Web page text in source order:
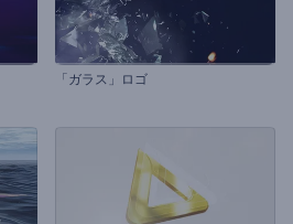
「ガラス」ロゴ